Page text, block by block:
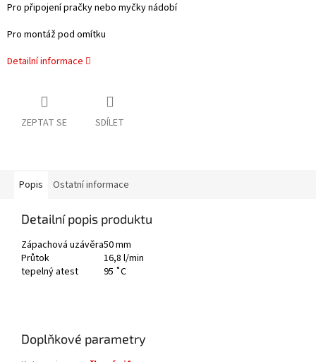
Pro připojení pračky nebo myčky nádobí
Pro montáž pod omítku
Detailní informace
ZEPTAT SE SDÍLET
Popis Ostatní informace
Detailní popis produktu
Zápachová uzávěra50 mm
Průtok
16,8 l/min
tepelný atest
95 ˚C
Doplňkové parametry